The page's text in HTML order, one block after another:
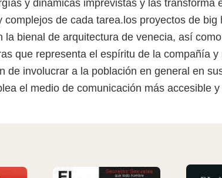
y dinámicas imprevistas y las transforma
de cada tarea.los proyectos de big
bienal de arquitectura de venecia, así
que representa el espíritu de la compañía y
involucrar a la población en general en
el medio de comunicación más accesible